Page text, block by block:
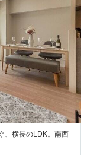
、横長のLDK。南西